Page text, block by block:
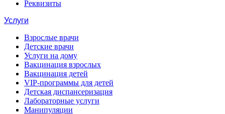
Реквизиты
Услуги
Взрослые врачи
Детские врачи
Услуги на дому
Вакцинация взрослых
Вакцинация детей
VIP-программы для детей
Детская диспансеризация
Лабораторные услуги
Манипуляции